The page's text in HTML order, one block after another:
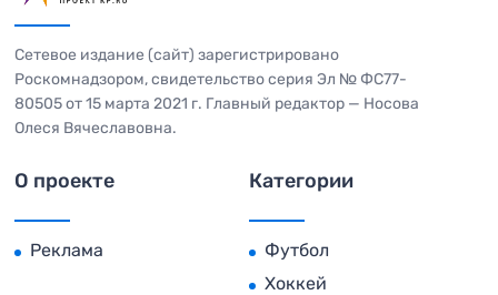
Сетевое издание (сайт) зарегистрировано
Роскомнадзором, свидетельство серия Эл № ФС77-
80505 от 15 марта 2021 г. Главный редактор — Носова
Олеся Вячеславовна.
О проекте
Реклама
Категории
Футбол
Хоккей